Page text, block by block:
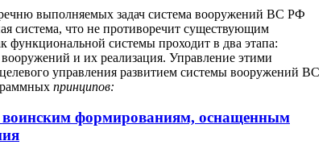
выполняемых задач система вооружений ВС РФ
система, что не противоречит существующим
функциональной системы проходит в два этапа:
и их реализация. Управление этими
управления развитием системы вооружений ВС
принципов:
воинским формированиям, оснащенным